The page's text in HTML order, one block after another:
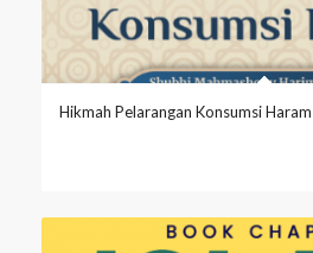
Hikmah Pelarangan Konsumsi Haram